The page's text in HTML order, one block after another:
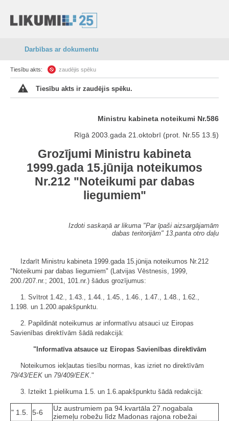
Darbības ar dokumentu
Tiesību akts: zaudējis spēku
Tiesību akts ir zaudējis spēku.
Ministru kabineta noteikumi Nr.586
Rīgā 2003.gada 21.oktobrī (prot. Nr.55 13.§)
Grozījumi Ministru kabineta
1999.gada 15.jūnija noteikumos
Nr.212 "Noteikumi par dabas
liegumiem"
Izdoti saskaņā ar likuma "Par īpaši aizsargājamām
dabas teritorijām" 13.panta otro daļu
Izdarīt Ministru kabineta 1999.gada 15.jūnija noteikumos Nr.212
"Noteikumi par dabas liegumiem" (Latvijas Vēstnesis, 1999,
200./207.nr.; 2001, 101.nr.) šādus grozījumus:
1. Svītrot 1.42., 1.43., 1.44., 1.45., 1.46., 1.47., 1.48., 1.62.,
1.198. un 1.200.apakšpunktu.
2. Papildināt noteikumus ar informatīvu atsauci uz Eiropas
Savienības direktīvām šādā redakcijā:
"Informatīva atsauce uz Eiropas Savienības direktīvām
Noteikumos iekļautas tiesību normas, kas izriet no direktīvām
79/43/EEK un 79/409/EEK ."
3. Izteikt 1.pielikuma 1.5. un 1.6.apakšpunktu šādā redakcijā:
" 1.5. 5-6
Uz austrumiem pa 94.kvartāla 27.nogabala
ziemeļu robežu līdz Madonas rajona robežai